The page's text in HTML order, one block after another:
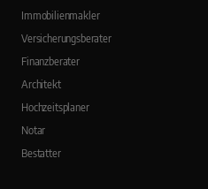
Immobilienmakler
Versicherungsberater
Finanzberater
Architekt
Hochzeitsplaner
Notar
Bestatter